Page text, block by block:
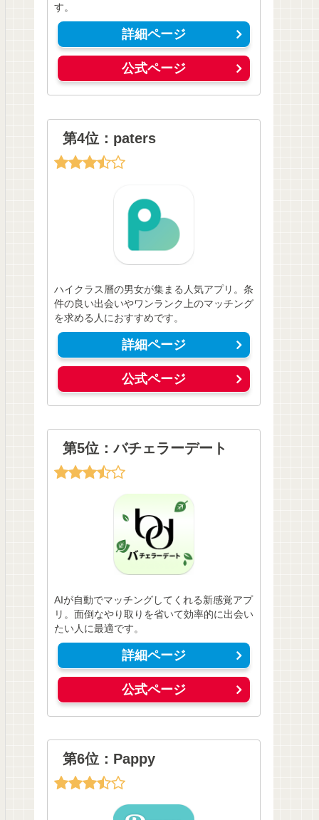
す。
詳細ページ
公式ページ
第4位：paters
ハイクラス層の男女が集まる人気アプリ。条
件の良い出会いやワンランク上のマッチング
を求める人におすすめです。
詳細ページ
公式ページ
第5位：バチェラーデート
AIが自動でマッチングしてくれる新感覚アプ
リ。面倒なやり取りを省いて効率的に出会い
たい人に最適です。
詳細ページ
公式ページ
第6位：Pappy